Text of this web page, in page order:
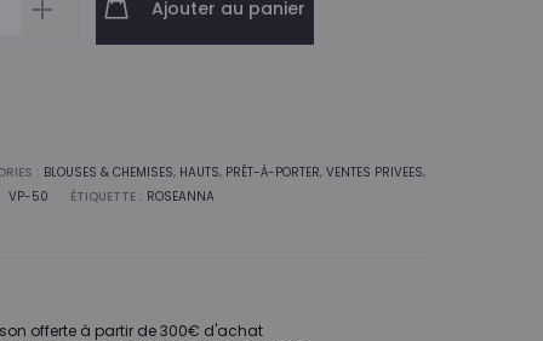
Ajouter au panier
: BLOUSES & CHEMISES, HAUTS, PRÊT-À-PORTER, VENTES PRIVEES,
VP-50
ÉTIQUETTE : ROSEANNA
offerte à partir de 300€ d'achat